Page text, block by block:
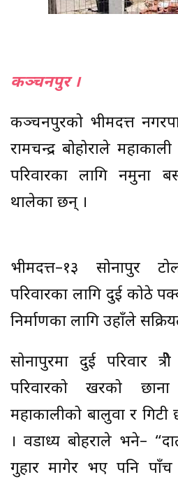
कञ्चनपुर ।
कञ्चनपुरको भीमदत्त
रामचन्द्र बोहोराले महाकाली
परिवारका लागि नमुना
थालेका छन् ।
भीमदत्त–१३ सोनापुर
परिवारका लागि दुई कोठे
निर्माणका लागि उहाँले
सोनापुरमा दुई परिवार
परिवारको खरको
महाकालीको बालुवा र
। वडाध्यक्ष बोहराले भने–
गुहार मागेर भए पनि पाँच